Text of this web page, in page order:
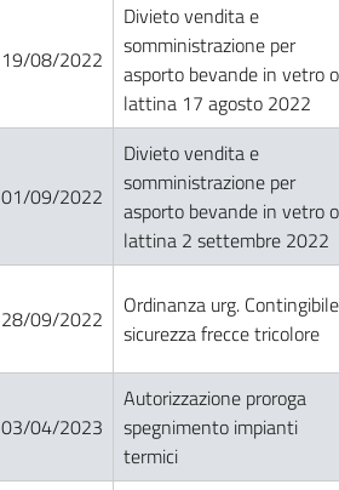
19/08/2022
Divieto vendita e
somministrazione per
asporto bevande in vetro o
lattina 17 agosto 2022
01/09/2022
Divieto vendita e
somministrazione per
asporto bevande in vetro o
lattina 2 settembre 2022
28/09/2022
Ordinanza urg. Contingibile
sicurezza frecce tricolore
03/04/2023
Autorizzazione proroga
spegnimento impianti
termici